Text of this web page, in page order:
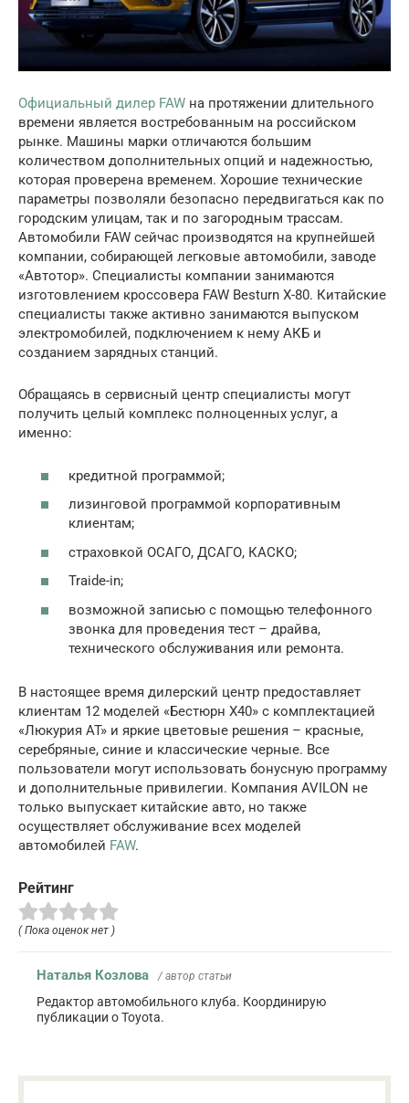
Официальный дилер FAW на протяжении длительного
времени является востребованным на российском
рынке. Машины марки отличаются большим
количеством дополнительных опций и надежностью,
которая проверена временем. Хорошие технические
параметры позволяли безопасно передвигаться как по
городским улицам, так и по загородным трассам.
Автомобили FAW сейчас производятся на крупнейшей
компании, собирающей легковые автомобили, заводе
«Автотор». Специалисты компании занимаются
изготовлением кроссовера FAW Besturn X-80. Китайские
специалисты также активно занимаются выпуском
электромобилей, подключением к нему АКБ и
созданием зарядных станций.
Обращаясь в сервисный центр специалисты могут
получить целый комплекс полноценных услуг, а
именно:
кредитной программой;
лизинговой программой корпоративным
клиентам;
страховкой ОСАГО, ДСАГО, КАСКО;
Traide-in;
возможной записью с помощью телефонного
звонка для проведения тест – драйва,
технического обслуживания или ремонта.
В настоящее время дилерский центр предоставляет
клиентам 12 моделей «Бестюрн X40» с комплектацией
«Люкурия AT» и яркие цветовые решения – красные,
серебряные, синие и классические черные. Все
пользователи могут использовать бонусную программу
и дополнительные привилегии. Компания AVILON не
только выпускает китайские авто, но также
осуществляет обслуживание всех моделей
автомобилей FAW.
Рейтинг
( Пока оценок нет )
Наталья Козлова / автор статьи
Редактор автомобильного клуба. Координирую
публикации о Toyota.